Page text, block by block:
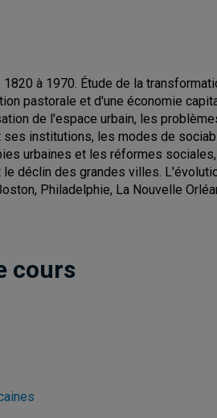
à 1970. Étude de la
pastorale et d'une économie
de l'espace urbain, les
ses institutions, les modes de
urbaines et les réformes
déclin des grandes villes.
Philadelphie, La Nouvelle
cours